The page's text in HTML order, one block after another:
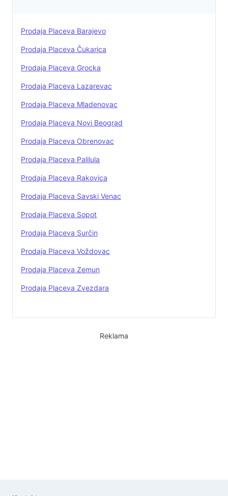
Prodaja Placeva Barajevo
Prodaja Placeva Čukarica
Prodaja Placeva Grocka
Prodaja Placeva Lazarevac
Prodaja Placeva Mladenovac
Prodaja Placeva Novi Beograd
Prodaja Placeva Obrenovac
Prodaja Placeva Palilula
Prodaja Placeva Rakovica
Prodaja Placeva Savski Venac
Prodaja Placeva Sopot
Prodaja Placeva Surčin
Prodaja Placeva Voždovac
Prodaja Placeva Zemun
Prodaja Placeva Zvezdara
Reklama